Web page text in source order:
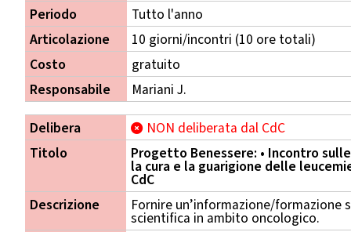
Periodo
Tutto l'anno
Articolazione
10 giorni/incontri (10 ore totali)
Costo
gratuito
Responsabile
Mariani J.
Delibera
NON deliberata dal CdC
Titolo
Progetto Benessere: • Incontro
la cura e la guarigione delle
CdC
Descrizione
Fornire un’informazione/formazione
scientifica in ambito oncologico.